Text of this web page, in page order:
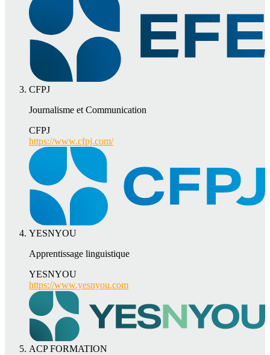
CFPJ
Journalisme et Communication
CFPJ
https://www.cfpj.com/
YESNYOU
Apprentissage linguistique
YESNYOU
https://www.yesnyou.com
ACP FORMATION